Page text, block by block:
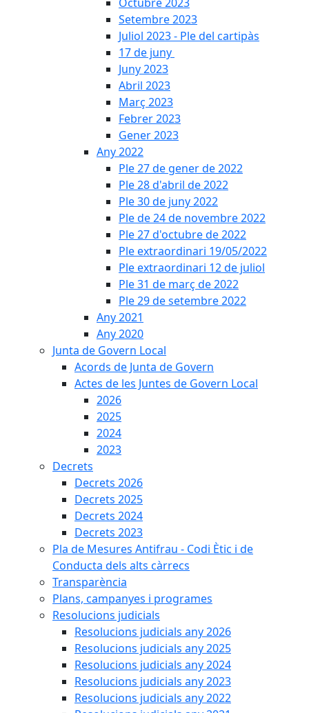
Setembre 2023
Juliol 2023 - Ple del cartipàs
17 de juny
Juny 2023
Abril 2023
Març 2023
Febrer 2023
Gener 2023
Any 2022
Ple 27 de gener de 2022
Ple 28 d'abril de 2022
Ple 30 de juny 2022
Ple de 24 de novembre 2022
Ple 27 d'octubre de 2022
Ple extraordinari 19/05/2022
Ple extraordinari 12 de juliol
Ple 31 de març de 2022
Ple 29 de setembre 2022
Any 2021
Any 2020
Junta de Govern Local
Acords de Junta de Govern
Actes de les Juntes de Govern Local
2026
2025
2024
2023
Decrets
Decrets 2026
Decrets 2025
Decrets 2024
Decrets 2023
Pla de Mesures Antifrau - Codi Ètic i de
Conducta dels alts càrrecs
Transparència
Plans, campanyes i programes
Resolucions judicials
Resolucions judicials any 2026
Resolucions judicials any 2025
Resolucions judicials any 2024
Resolucions judicials any 2023
Resolucions judicials any 2022